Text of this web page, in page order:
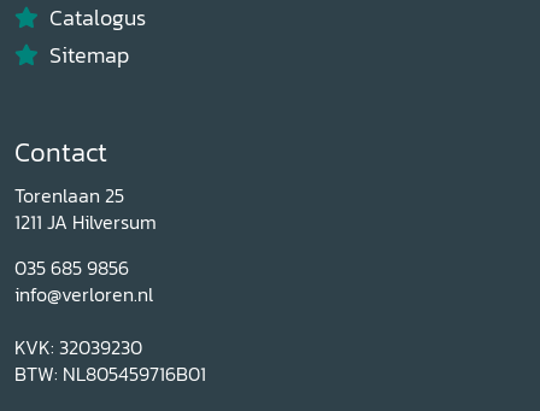
Catalogus
Sitemap
Contact
Torenlaan 25
1211 JA Hilversum
035 685 9856
info@verloren.nl
KVK: 32039230
BTW: NL805459716B01